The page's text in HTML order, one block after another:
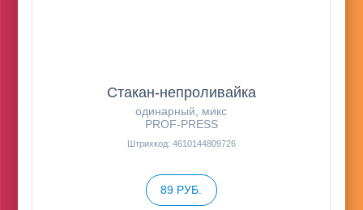
Стакан-непроливайка
одинарный, микс
PROF-PRESS
Штрихкод: 4610144809726
89 РУБ.